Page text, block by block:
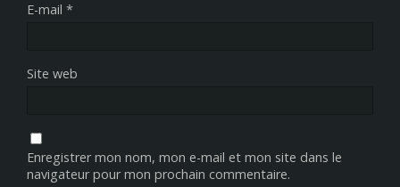
E-mail *
Site web
Enregistrer mon nom, mon e-mail et mon site dans le
navigateur pour mon prochain commentaire.